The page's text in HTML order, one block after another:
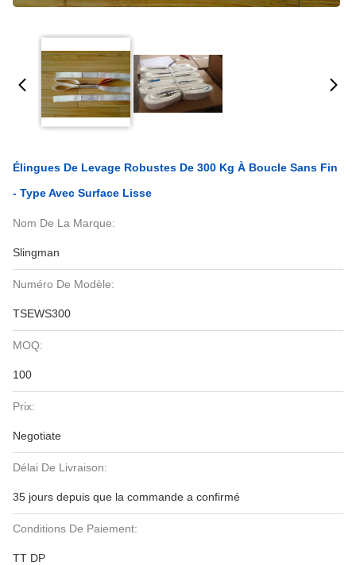
Élingues De Levage Robustes De 300 Kg À Boucle Sans Fin
- Type Avec Surface Lisse
Nom De La Marque:
Slingman
Numéro De Modèle:
TSEWS300
MOQ:
100
Prix:
Negotiate
Délai De Livraison:
35 jours depuis que la commande a confirmé
Conditions De Paiement:
TT DP